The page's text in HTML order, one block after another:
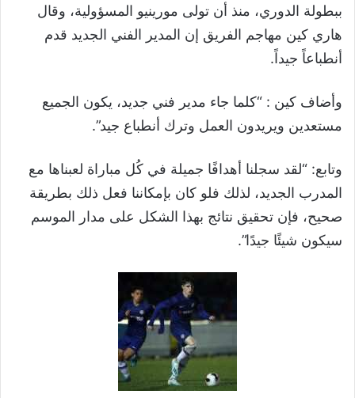
ببطولة الدوري، منذ أن تولى مورينيو المسؤولية، وقال
هاري كين مهاجم الفريق إن المدير الفني الجديد قدم
أنطباعاً جيداً.
وأضاف كين : “كلما جاء مدير فني جديد، يكون الجميع
مستعدين ويريدون العمل وترك أنطباع جيد”.
وتابع: “لقد سجلنا أهدافًا جميلة في كُل مباراة لعبناها مع
المدرب الجديد، لذلك فلو كان بإمكاننا فعل ذلك بطريقة
صحيح، فإن تحقيق نتائج بهذا الشكل على مدار الموسم
سيكون شيئًا جيدًا”.